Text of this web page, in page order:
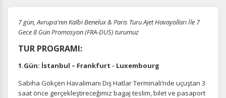
7 gün, Avrupa'nın Kalbi Benelux & Paris Turu Ajet Havayolları İle 7
Gece 8 Gün Promosyon (FRA-DUS) turumuz
TUR PROGRAMI:
1.Gün: İstanbul – Frankfurt - Luxembourg
Sabiha Gökçen Havalimanı Dış Hatlar Terminali’nde uçuştan 3
saat önce gerçekleştireceğimiz bagaj teslim, bilet ve pasaport